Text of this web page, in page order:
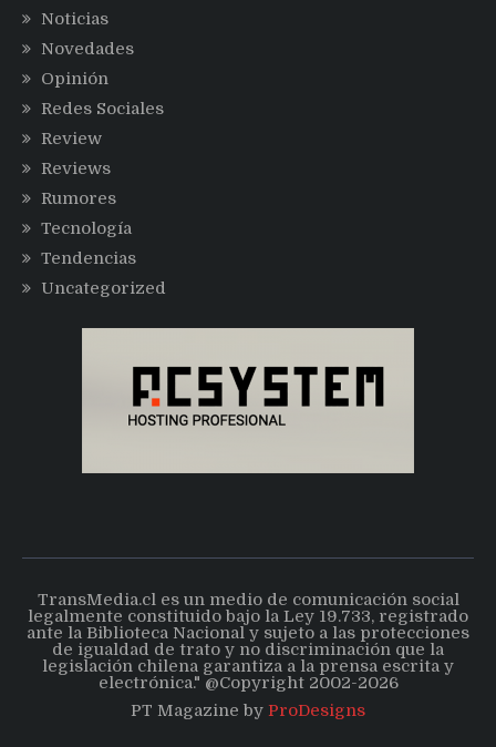
Noticias
Novedades
Opinión
Redes Sociales
Review
Reviews
Rumores
Tecnología
Tendencias
Uncategorized
TransMedia.cl es un medio de comunicación social
legalmente constituido bajo la Ley 19.733, registrado
ante la Biblioteca Nacional y sujeto a las protecciones
de igualdad de trato y no discriminación que la
legislación chilena garantiza a la prensa escrita y
electrónica." @Copyright 2002-2026
PT Magazine by ProDesigns